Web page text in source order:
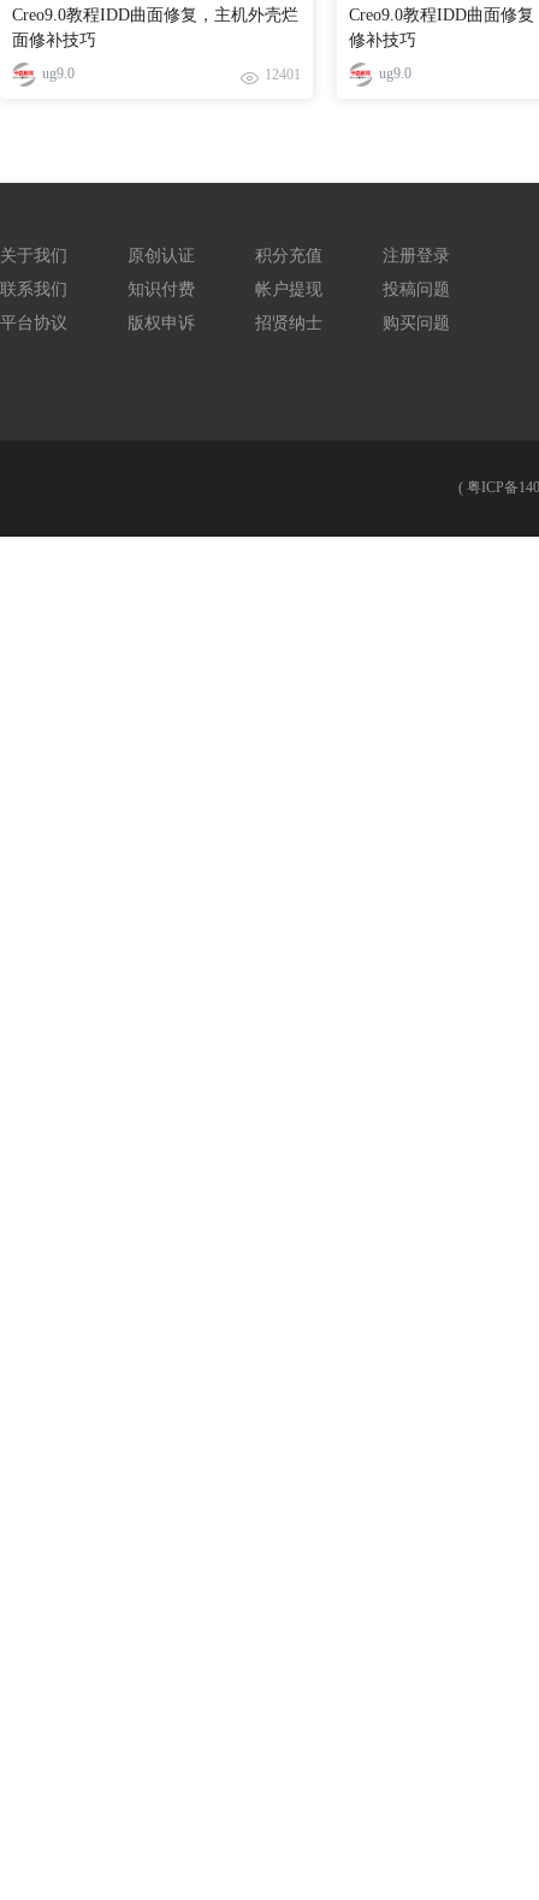
Creo9.0教程IDD曲面修复，主机外壳烂
面修补技巧
ug9.0 12401
Creo9.0教程IDD曲面修
修补技巧
ug9.0
关于我们
联系我们
平台协议
原创认证
知识付费
版权申诉
积分充值
帐户提现
招贤纳士
注册登录
投稿问题
购买问题
( 粤ICP备